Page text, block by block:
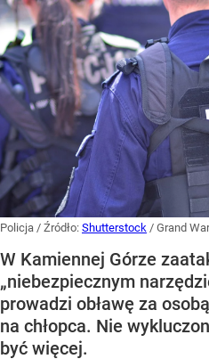
Policja / Źródło: Shutterstock / Grand
W Kamiennej Górze
„niebezpiecznym
prowadzi obławę za
na chłopca. Nie
być więcej.